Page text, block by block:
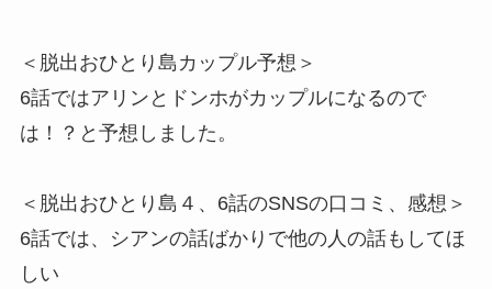
＜脱出おひとり島カップル予想＞
6話ではアリンとドンホがカップルになるので
は！？と予想しました。
＜脱出おひとり島４、6話のSNSの口コミ、感想＞
6話では、シアンの話ばかりで他の人の話もしてほ
しい